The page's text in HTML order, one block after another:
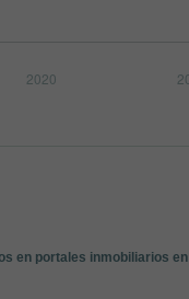
en portales inmobiliarios en